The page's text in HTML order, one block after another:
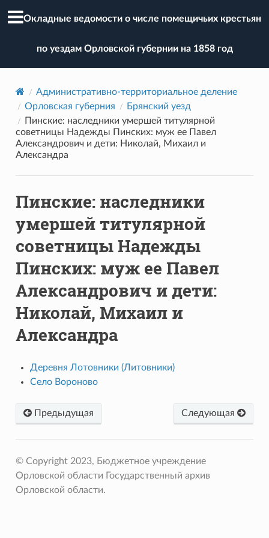
Окладные ведомости о числе помещичьих крестьян
по уездам Орловской губернии на 1858 год
Административно-территориальное деление
Орловская губерния
Брянский уезд
Пинские: наследники умершей титулярной
советницы Надежды Пинских: муж ее Павел
Александрович и дети: Николай, Михаил и
Александра
Пинские: наследники
умершей титулярной
советницы Надежды
Пинских: муж ее Павел
Александрович и дети:
Николай, Михаил и
Александра
Деревня Лотовники (Литовники)
Село Вороново
Предыдущая Следующая
© Copyright 2023, Бюджетное учреждение
Орловской области Государственный архив
Орловской области.